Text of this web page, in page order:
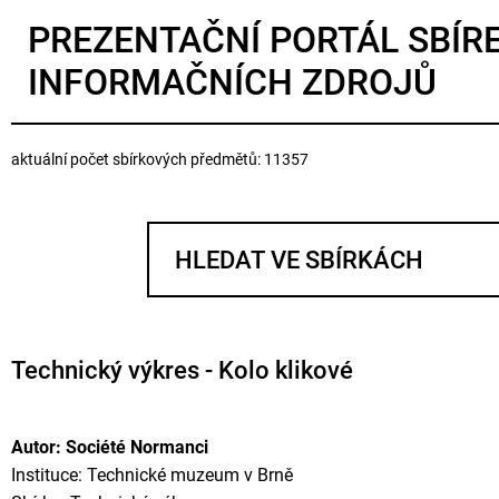
PREZENTAČNÍ PORTÁL
INFORMAČNÍCH ZDROJŮ
aktuální počet sbírkových předmětů: 11357
Technický výkres - Kolo klikové
Autor: Société Normanci
Instituce: Technické muzeum v Brně